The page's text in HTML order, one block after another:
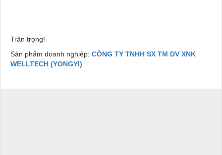
Trân trọng!
Sản phẩm doanh nghiệp: CÔNG TY TNHH SX TM DV XNK
WELLTECH (YONGYI)